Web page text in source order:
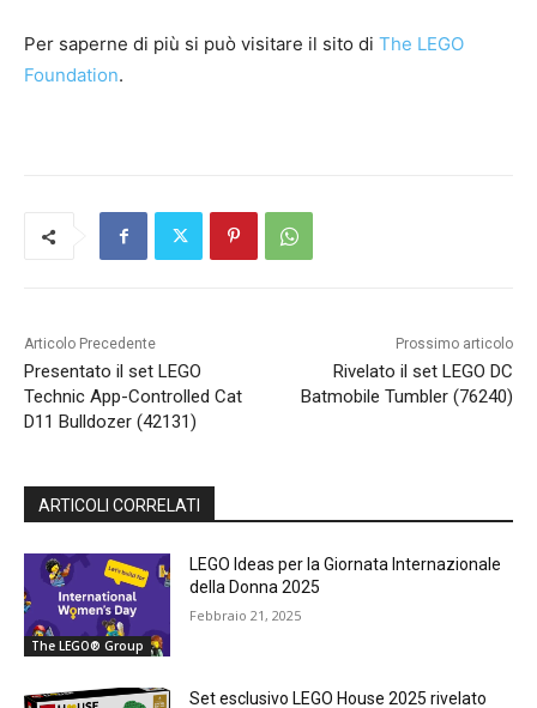
Per saperne di più si può visitare il sito di The LEGO
Foundation.
Articolo Precedente
Presentato il set LEGO
Technic App-Controlled Cat
D11 Bulldozer (42131)
Prossimo articolo
Rivelato il set LEGO DC
Batmobile Tumbler (76240)
ARTICOLI CORRELATI
The LEGO® Group
LEGO Ideas per la Giornata Internazionale
della Donna 2025
Febbraio 21, 2025
Set esclusivo LEGO House 2025 rivelato